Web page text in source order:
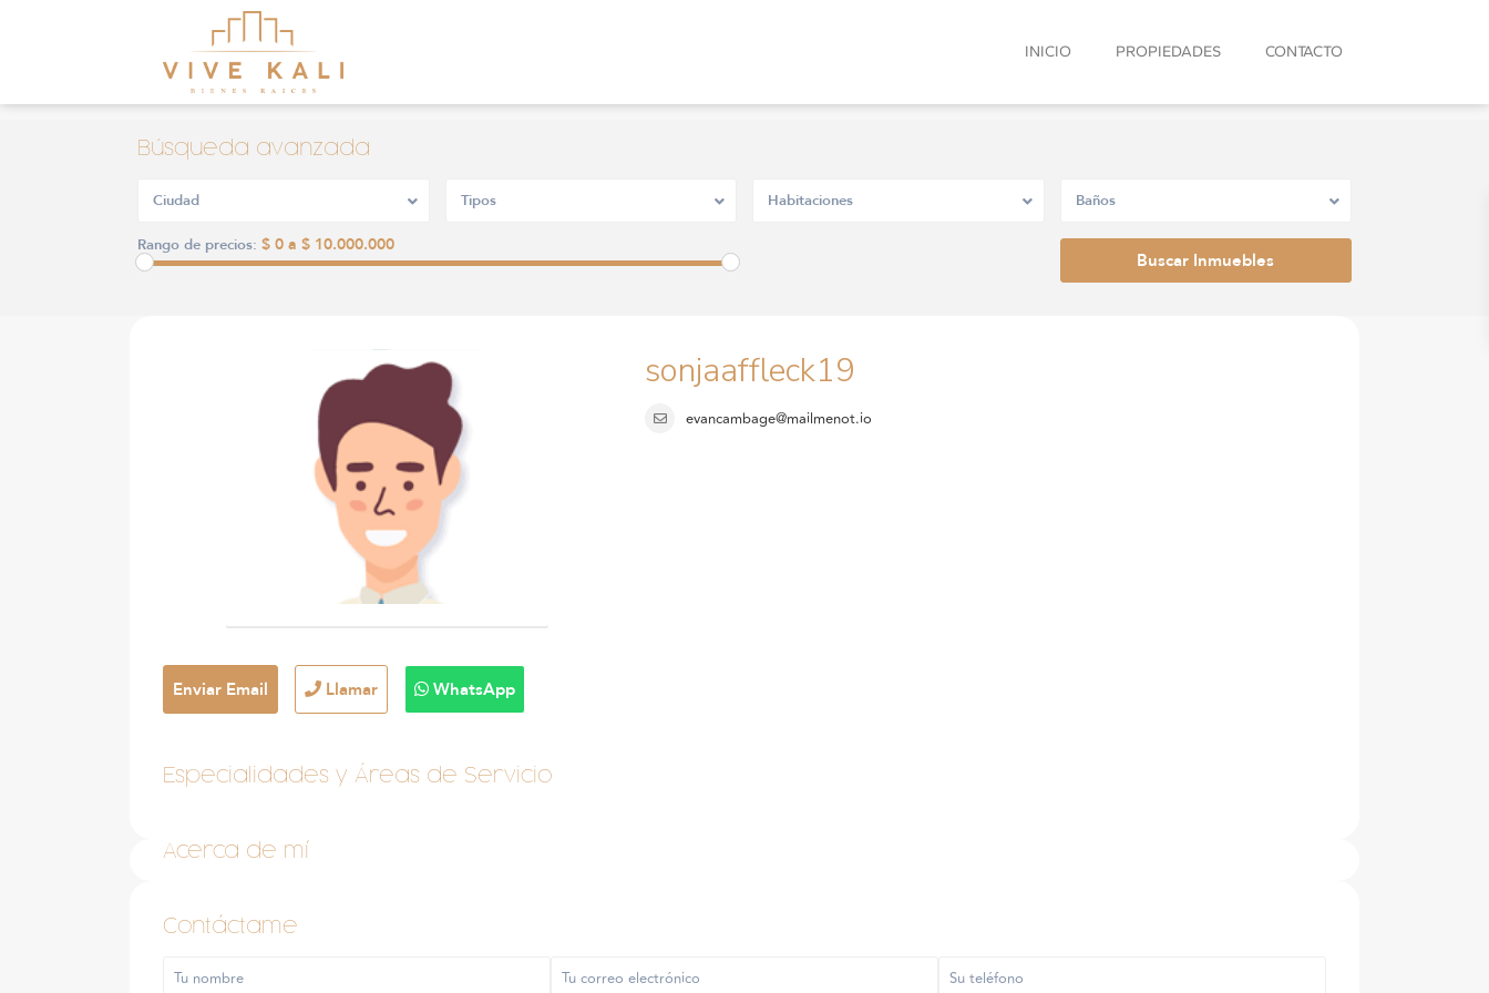
INICIO PROPIEDADES CONTACTO
Búsqueda avanzada
Ciudad Tipos Habitaciones Baños
Rango de precios: $ 0 a $ 10.000.000
sonjaaffleck19
evancambage@mailmenot.io
Enviar Email Llamar WhatsApp
Especialidades y Áreas de Servicio
Acerca de mí
Contáctame